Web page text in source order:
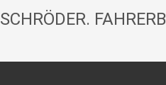
SCHRÖDER.